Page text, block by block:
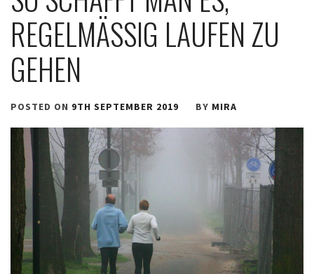
REGELMÄSSIG LAUFEN ZU G
EHEN
POSTED ON 9TH SEPTEMBER 2019 BY MIRA